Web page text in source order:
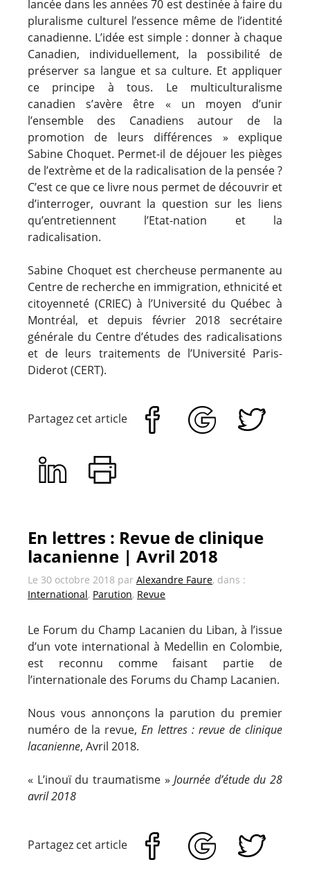
lancée dans les années 70 est destinée à faire du
pluralisme culturel l’essence même de l’identité
canadienne. L’idée est simple : donner à chaque
Canadien, individuellement, la possibilité de
préserver sa langue et sa culture. Et appliquer
ce principe à tous. Le multiculturalisme
canadien s’avère être « un moyen d’unir
l’ensemble des Canadiens autour de la
promotion de leurs différences » explique
Sabine Choquet. Permet-il de déjouer les pièges
de l’extrème et de la radicalisation de la pensée ?
C’est ce que ce livre nous permet de découvrir et
d’interroger, ouvrant la question sur les liens
qu’entretiennent l’Etat-nation et la
radicalisation.
Sabine Choquet est chercheuse permanente au
Centre de recherche en immigration, ethnicité et
citoyenneté (CRIEC) à l’Université du Québec à
Montréal, et depuis février 2018 secrétaire
générale du Centre d’études des radicalisations
et de leurs traitements de l’Université Paris-
Diderot (CERT).
Partagez cet article
En lettres : Revue de clinique
lacanienne | Avril 2018
Le 30 octobre 2018 par Alexandre Faure, dans :
International, Parution, Revue
Le Forum du Champ Lacanien du Liban, à l’issue
d’un vote international à Medellin en Colombie,
est reconnu comme faisant partie de
l’internationale des Forums du Champ Lacanien.
Nous vous annonçons la parution du premier
numéro de la revue,En lettres : revue de clinique
lacanienne, Avril 2018.
« L’inouï du traumatisme »Journée d’étude du 28
avril 2018
Partagez cet article